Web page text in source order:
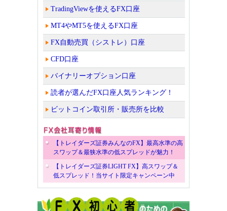
TradingViewを使えるFX口座
MT4やMT5を使えるFX口座
FX自動売買（シストレ）口座
CFD口座
バイナリーオプション口座
読者が選んだFX口座人気ランキング！
ビットコイン取引所・販売所を比較
【トレイダーズ証券みんなのFX】最高水準の高
スワップ＆最狭水準の低スプレッドが魅力！
【トレイダーズ証券LIGHT FX】高スワップ＆
低スプレッド！当サイト限定キャンペーン中